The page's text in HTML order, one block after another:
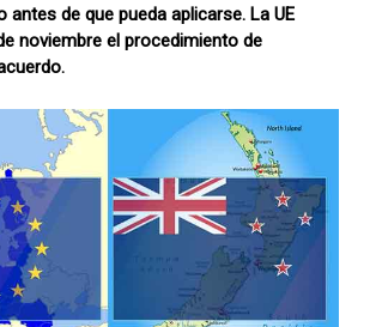
antes de que pueda aplicarse. La UE
noviembre el procedimiento de